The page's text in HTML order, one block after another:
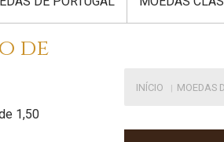
de
1,50
INÍCIO MOEDAS